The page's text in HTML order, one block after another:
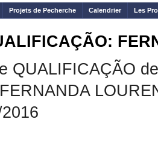
Projets de Pecherche Calendrier Les
QUALIFICAÇÃO